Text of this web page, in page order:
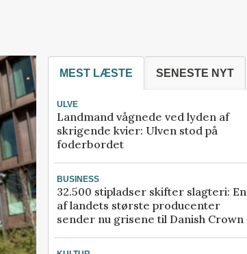
MEST LÆSTE SENESTE NYT
ULVE
Landmand vågnede ved lyden af
skrigende kvier: Ulven stod på
foderbordet
BUSINESS
32.500 stipladser skifter slagteri: En
af landets største producenter
sender nu grisene til Danish Crown